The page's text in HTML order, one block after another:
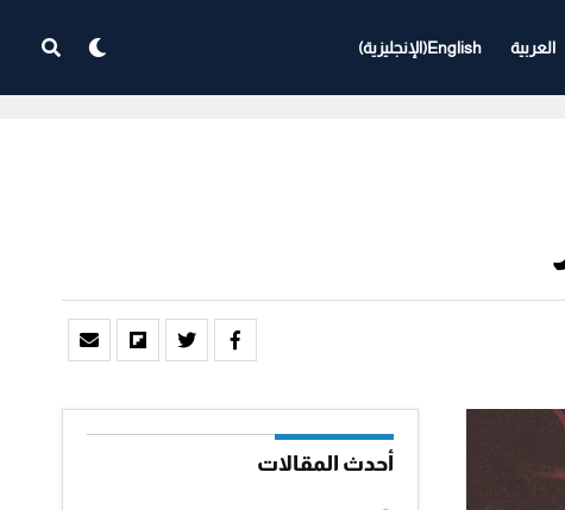
العربية English
(الإنجليزية)
أحدث المقالات